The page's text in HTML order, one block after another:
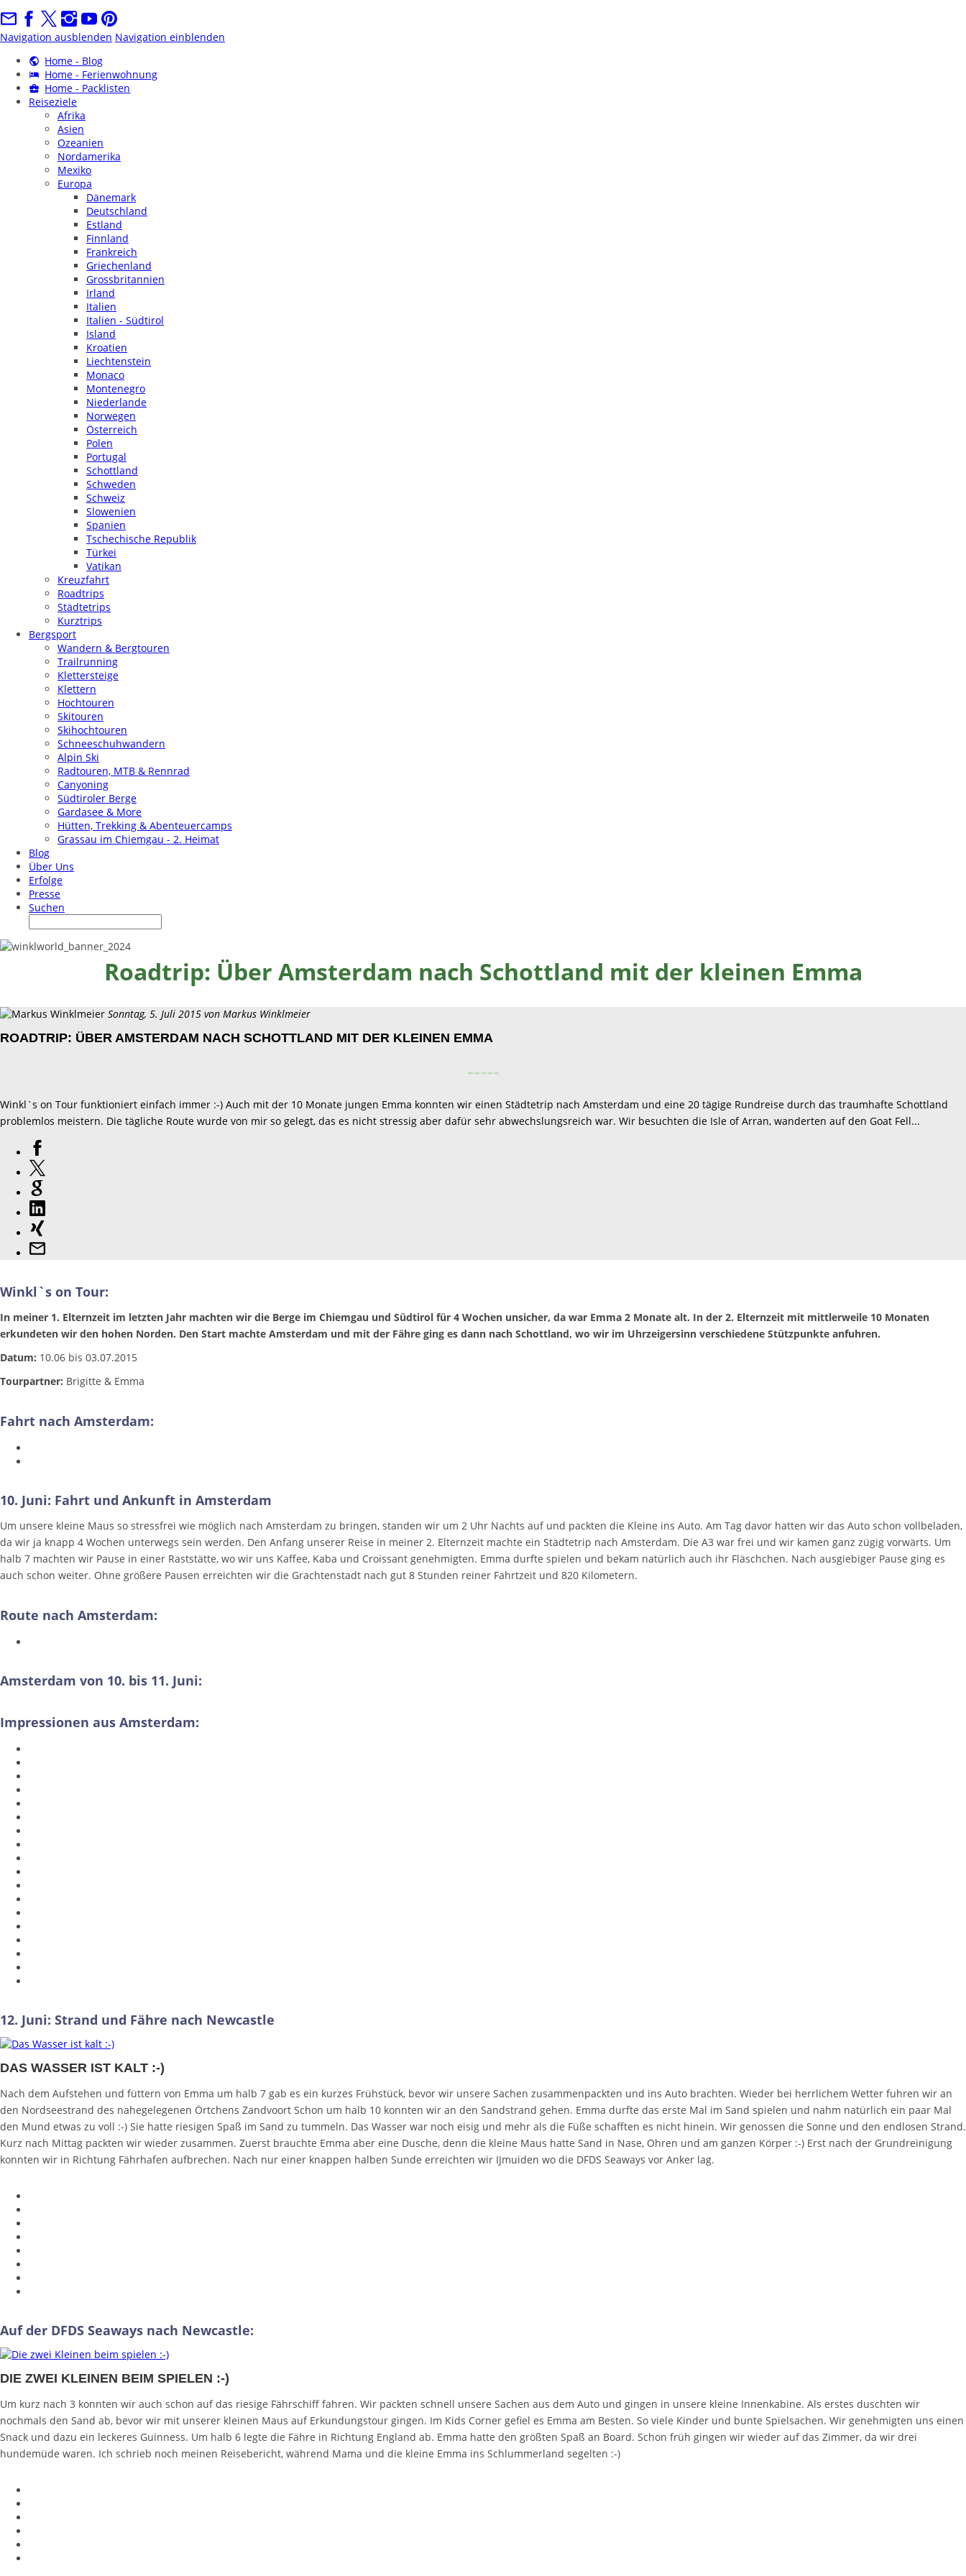
Navigation ausblenden Navigation einblenden
Home - Blog
Home - Ferienwohnung
Home - Packlisten
Reiseziele
Afrika
Asien
Ozeanien
Nordamerika
Mexiko
Europa
Dänemark
Deutschland
Estland
Finnland
Frankreich
Griechenland
Grossbritannien
Irland
Italien
Italien - Südtirol
Island
Kroatien
Liechtenstein
Monaco
Montenegro
Niederlande
Norwegen
Österreich
Polen
Portugal
Schottland
Schweden
Schweiz
Slowenien
Spanien
Tschechische Republik
Türkei
Vatikan
Kreuzfahrt
Roadtrips
Städtetrips
Kurztrips
Bergsport
Wandern & Bergtouren
Trailrunning
Klettersteige
Klettern
Hochtouren
Skitouren
Skihochtouren
Schneeschuhwandern
Alpin Ski
Radtouren, MTB & Rennrad
Canyoning
Südtiroler Berge
Gardasee & More
Hütten, Trekking & Abenteuercamps
Grassau im Chiemgau - 2. Heimat
Blog
Über Uns
Erfolge
Presse
Suchen
Roadtrip: Über Amsterdam nach Schottland mit der kleinen Emma
Sonntag, 5. Juli 2015 von Markus Winklmeier
ROADTRIP: ÜBER AMSTERDAM NACH SCHOTTLAND MIT DER KLEINEN EMMA
-----
Winkl`s on Tour funktioniert einfach immer :-) Auch mit der 10 Monate jungen Emma konnten wir einen Städtetrip nach Amsterdam und eine 20 tägige Rundreise durch das traumhafte Schottland
problemlos meistern. Die tägliche Route wurde von mir so gelegt, das es nicht stressig aber dafür sehr abwechslungsreich war. Wir besuchten die Isle of Arran, wanderten auf den Goat Fell...
Winkl`s on Tour:
In meiner 1. Elternzeit im letzten Jahr machten wir die Berge im Chiemgau und Südtirol für 4 Wochen unsicher, da war Emma 2 Monate alt. In der 2. Elternzeit mit mittlerweile 10 Monaten
erkundeten wir den hohen Norden. Den Start machte Amsterdam und mit der Fähre ging es dann nach Schottland, wo wir im Uhrzeigersinn verschiedene Stützpunkte anfuhren.
Datum: 10.06 bis 03.07.2015
Tourpartner: Brigitte & Emma
Fahrt nach Amsterdam:
10. Juni: Fahrt und Ankunft in Amsterdam
Um unsere kleine Maus so stressfrei wie möglich nach Amsterdam zu bringen, standen wir um 2 Uhr Nachts auf und packten die Kleine ins Auto. Am Tag davor hatten wir das Auto schon vollbeladen,
da wir ja knapp 4 Wochen unterwegs sein werden. Den Anfang unserer Reise in meiner 2. Elternzeit machte ein Städtetrip nach Amsterdam. Die A3 war frei und wir kamen ganz zügig vorwärts. Um
halb 7 machten wir Pause in einer Raststätte, wo wir uns Kaffee, Kaba und Croissant genehmigten. Emma durfte spielen und bekam natürlich auch ihr Fläschchen. Nach ausgiebiger Pause ging es
auch schon weiter. Ohne größere Pausen erreichten wir die Grachtenstadt nach gut 8 Stunden reiner Fahrtzeit und 820 Kilometern.
Route nach Amsterdam:
Amsterdam von 10. bis 11. Juni:
Impressionen aus Amsterdam:
12. Juni: Strand und Fähre nach Newcastle
DAS WASSER IST KALT :-)
Nach dem Aufstehen und füttern von Emma um halb 7 gab es ein kurzes Frühstück, bevor wir unsere Sachen zusammenpackten und ins Auto brachten. Wieder bei herrlichem Wetter fuhren wir an
den Nordseestrand des nahegelegenen Örtchens Zandvoort Schon um halb 10 konnten wir an den Sandstrand gehen. Emma durfte das erste Mal im Sand spielen und nahm natürlich ein paar Mal
den Mund etwas zu voll :-) Sie hatte riesigen Spaß im Sand zu tummeln. Das Wasser war noch eisig und mehr als die Füße schafften es nicht hinein. Wir genossen die Sonne und den endlosen Strand.
Kurz nach Mittag packten wir wieder zusammen. Zuerst brauchte Emma aber eine Dusche, denn die kleine Maus hatte Sand in Nase, Ohren und am ganzen Körper :-) Erst nach der Grundreinigung
konnten wir in Richtung Fährhafen aufbrechen. Nach nur einer knappen halben Sunde erreichten wir IJmuiden wo die DFDS Seaways vor Anker lag.
Auf der DFDS Seaways nach Newcastle:
DIE ZWEI KLEINEN BEIM SPIELEN :-)
Um kurz nach 3 konnten wir auch schon auf das riesige Fährschiff fahren. Wir packten schnell unsere Sachen aus dem Auto und gingen in unsere kleine Innenkabine. Als erstes duschten wir
nochmals den Sand ab, bevor wir mit unserer kleinen Maus auf Erkundungstour gingen. Im Kids Corner gefiel es Emma am Besten. So viele Kinder und bunte Spielsachen. Wir genehmigten uns einen
Snack und dazu ein leckeres Guinness. Um halb 6 legte die Fähre in Richtung England ab. Emma hatte den größten Spaß an Board. Schon früh gingen wir wieder auf das Zimmer, da wir drei
hundemüde waren. Ich schrieb noch meinen Reisebericht, während Mama und die kleine Emma ins Schlummerland segelten :-)